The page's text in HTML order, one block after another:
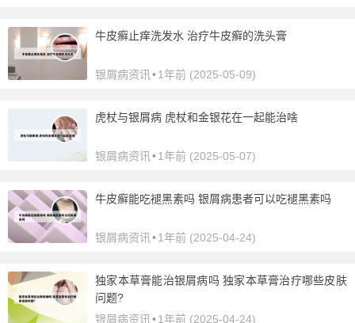
牛皮癣止痒洗发水 治疗牛皮癣的洗头膏
银屑病资讯 •1年前 (2025-05-09)
虎杖与银屑病 虎杖和金银花在一起能治啥
银屑病资讯 •1年前 (2025-05-07)
牛皮癣能吃褪黑素吗 银屑病患者可以吃褪黑素吗
银屑病资讯 •1年前 (2025-04-24)
独家本草膏能治银屑病吗 独家本草膏治疗哪些皮肤
问题?
银屑病资讯 •1年前 (2025-04-24)